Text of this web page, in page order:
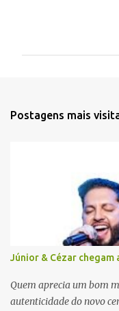
Postagens mais
Júnior & Cézar chegam
Quem aprecia um bom
autenticidade do novo